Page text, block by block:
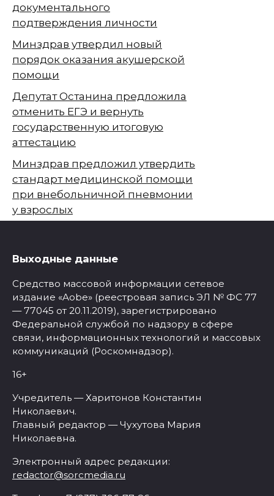
документального
подтверждения личности
Минздрав утвердил новый
порядок оказания акушерской
помощи
Депутат Останина предложила
отменить ЕГЭ и вернуть
государственную итоговую
аттестацию
Минздрав предложил утвердить
стандарт медицинской помощи
при внебольничной пневмонии
у взрослых
Выходные данные
Средство массовой информации сетевое
издание «Aobe» (реестровая запись ЭЛ № ФС 77
— 77045 от 20.11.2019), зарегистрировано
Федеральной службой по надзору в сфере
связи, информационных технологий и массовых
коммуникаций (Роскомнадзор).
16+
Учредитель — Харитонов Константин
Николаевич.
Главный редактор — Чухутова Мария
Николаевна.
Электронный адрес редакции:
redactor@sorcmedia.ru